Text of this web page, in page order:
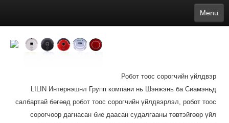
Menu
Deutsch
Português 日本語
Mongolian bāṅlā Norsk
Türkçe
Ўзбек тили
india Tiếng Việt íslenska Estonia
Bulgarian
Ukrainian
Slovenčina
Робот тоос сорогчийн үйлдвэр
LILIN Интернэшнл Групп компани нь Шэнжэнь ба Сиамэньд
салбартай бөгөөд робот тоос сорогчийн үйлдвэрлэл, робот тоос
сорогчоор дагнасан бие даасан судалгааны төвтэйгөөр үйл